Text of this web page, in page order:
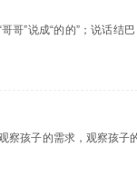
哥”说成“的的”；说话
孩子的需求，观察孩子